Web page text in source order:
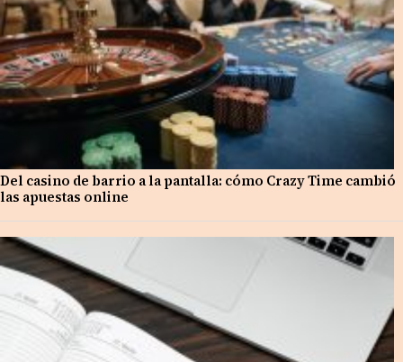
Del casino de barrio a la pantalla: cómo Crazy Time cambió
las apuestas online